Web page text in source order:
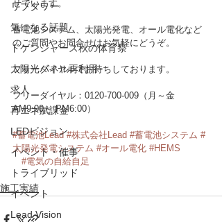
リブタワー
気になる話題
ドゲンジャーズ秋の体育祭
太陽光パネル再利用
求人
再エネ賦課金
LEDビジョン
イベント・催事
トライブリッド
イベント
Lead Vision
せています。
蓄電池システム、太陽光発電、オール電化など
のご質問やお問合せはお気軽にどうぞ。
フリーダイヤルでお待ちしております。
フリーダイヤル：0120-700-009（月～金
AM9:00～ PM6:00）
#蓄電池Lead #株式会社Lead #蓄電池システム #
太陽光発電システム #オール電化 #HEMS
#電気の自給自足
施工実績